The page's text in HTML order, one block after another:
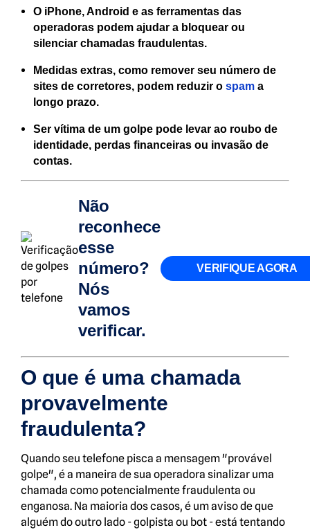
O iPhone, Android e as ferramentas das
operadoras podem ajudar a bloquear ou
silenciar chamadas fraudulentas.
Medidas extras, como remover seu número de
sites de corretores, podem reduzir o spam a
longo prazo.
Ser vítima de um golpe pode levar ao roubo de
identidade, perdas financeiras ou invasão de
contas.
Não
reconhece
esse
número?
Nós
vamos
verificar.
VERIFIQUE AGORA
O que é uma chamada
provavelmente
fraudulenta?
Quando seu telefone pisca a mensagem "provável
golpe", é a maneira de sua operadora sinalizar uma
chamada como potencialmente fraudulenta ou
enganosa. Na maioria dos casos, é um aviso de que
alguém do outro lado - golpista ou bot - está tentando